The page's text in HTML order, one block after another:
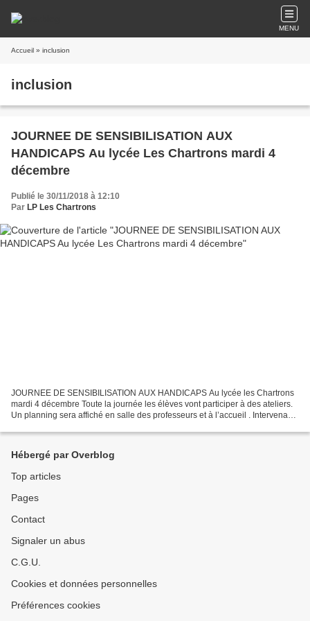
MENU
Accueil » inclusion
inclusion
JOURNEE DE SENSIBILISATION AUX
HANDICAPS Au lycée Les Chartrons mardi 4
décembre
Publié le 30/11/2018 à 12:10
Par LP Les Chartrons
JOURNEE DE SENSIBILISATION AUX HANDICAPS Au lycée les Chartrons
mardi 4 décembre Toute la journée les élèves vont participer à des ateliers.
Un planning sera affiché en salle des professeurs et à l’accueil . Intervenants
Hébergé par Overblog
Top articles
Pages
Contact
Signaler un abus
C.G.U.
Cookies et données personnelles
Préférences cookies